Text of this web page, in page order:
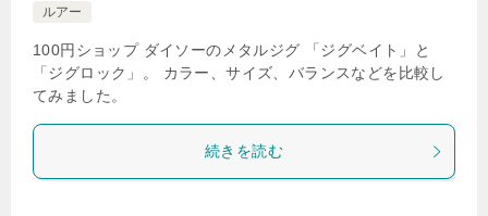
ルアー
100円ショップ ダイソーのメタルジグ 「ジグベイト」と
「ジグロック」。 カラー、サイズ、バランスなどを比較し
てみました。
続きを読む